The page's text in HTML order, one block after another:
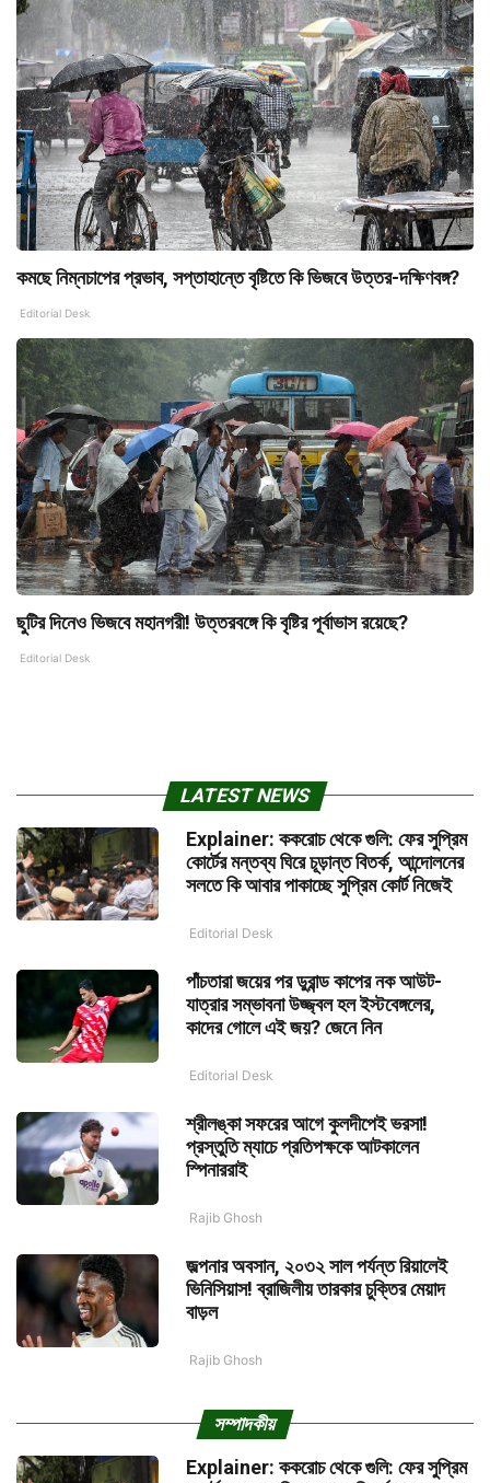
কমছে নিম্নচাপের প্রভাব, সপ্তাহান্তে বৃষ্টিতে কি ভিজবে উত্তর-দক্ষিণবঙ্গ?
Editorial Desk
ছুটির দিনেও ভিজবে মহানগরী! উত্তরবঙ্গে কি বৃষ্টির পূর্বাভাস রয়েছে?
Editorial Desk
LATEST NEWS
Explainer: ককরোচ থেকে গুলি: ফের সুপ্রিম
কোর্টের মন্তব্য ঘিরে চূড়ান্ত বিতর্ক, আন্দোলনের
সলতে কি আবার পাকাচ্ছে সুপ্রিম কোর্ট নিজেই
Editorial Desk
পাঁচতারা জয়ের পর ডুরান্ড কাপের নক আউট-
যাত্রার সম্ভাবনা উজ্জ্বল হল ইস্টবেঙ্গলের,
কাদের গোলে এই জয়? জেনে নিন
Editorial Desk
শ্রীলঙ্কা সফরের আগে কুলদীপেই ভরসা!
প্রস্তুতি ম্যাচে প্রতিপক্ষকে আটকালেন
স্পিনাররাই
Rajib Ghosh
জল্পনার অবসান, ২০৩২ সাল পর্যন্ত রিয়ালেই
ভিনিসিয়াস! ব্রাজিলীয় তারকার চুক্তির মেয়াদ
বাড়ল
Rajib Ghosh
সম্পাদকীয়
Explainer: ককরোচ থেকে গুলি: ফের সুপ্রিম